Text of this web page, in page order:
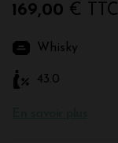
169,00 € TTC
Whisky
43.0